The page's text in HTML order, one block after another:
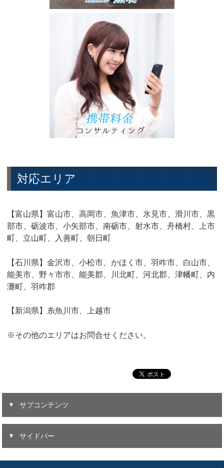
対応エリア
【富山県】富山市、高岡市、魚津市、氷見市、滑川市、黒
部市、砺波市、小矢部市、南砺市、射水市、舟橋村、上市
町、立山町、入善町、朝日町
【石川県】金沢市、小松市、かほく市、羽咋市、白山市、
能美市、野々市市、能美郡、川北町、河北郡、津幡町、内
灘町、羽咋郡
【新潟県】糸魚川市、上越市
※その他のエリアはお問合せください。
サブコンテンツ
サイドバー